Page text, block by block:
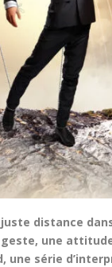
distance
une
une série